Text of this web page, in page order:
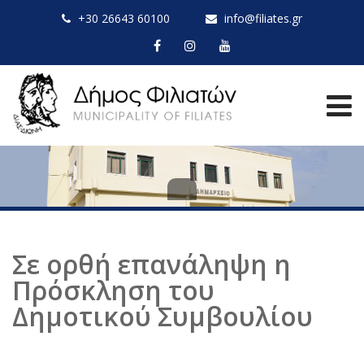
+30 26643 60100 info@filiates.gr
Σε ορθή επανάληψη η
Πρόσκληση του
Δημοτικού Συμβουλίου